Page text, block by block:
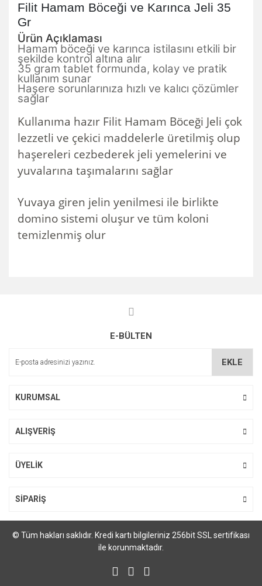
Filit Hamam Böceği ve Karınca Jeli 35
Gr
Ürün Açıklaması
Hamam böceği ve karınca istilasını etkili bir
şekilde kontrol altına alır
35 gram tablet formunda, kolay ve pratik
kullanım sunar
Haşere sorunlarınıza hızlı ve kalıcı çözümler
sağlar
Kullanıma hazır Filit Hamam Böceği Jeli çok
lezzetli ve çekici maddelerle üretilmiş olup
haşereleri cezbederek jeli yemelerini ve
yuvalarına taşımalarını sağlar
Yuvaya giren jelin yenilmesi ile birlikte
domino sistemi oluşur ve tüm koloni
temizlenmiş olur
Yorum Yaz
Görüş ve önerileriniz için teşekkür ederiz.
Ürün açıklamasında eksik bilgiler bulunuyor.
Ürün fiyatı diğer sitelerden daha pahalı.
E-BÜLTEN
EKLE
KURUMSAL
ALIŞVERİŞ
ÜYELİK
SİPARİŞ
© Tüm hakları saklıdır. Kredi kartı bilgileriniz 256bit SSL sertifikası
ile korunmaktadır.